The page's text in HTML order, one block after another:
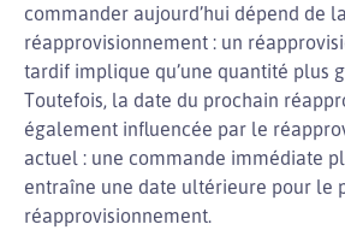
commander aujourd’hui dépend de
réapprovisionnement : un
tardif implique qu’une quantité plus
Toutefois, la date du prochain
également influencée par le
actuel : une commande immédiate
entraîne une date ultérieure pour le
réapprovisionnement.